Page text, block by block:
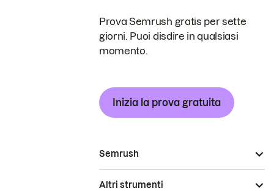
Prova Semrush gratis per sette
giorni. Puoi disdire in qualsiasi
momento.
Inizia la prova gratuita
Semrush
Altri strumenti